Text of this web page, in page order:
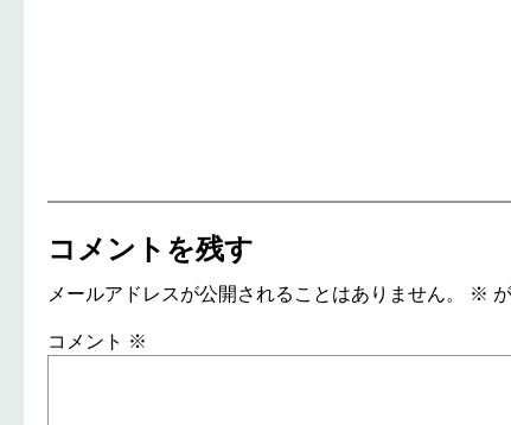
コメントを残す
メールアドレスが公開されることはありません。 ※
コメント ※